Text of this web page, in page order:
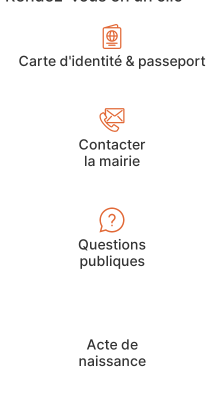
Carte d'identité & passeport
Contacter
la mairie
Questions
publiques
Acte de
naissance